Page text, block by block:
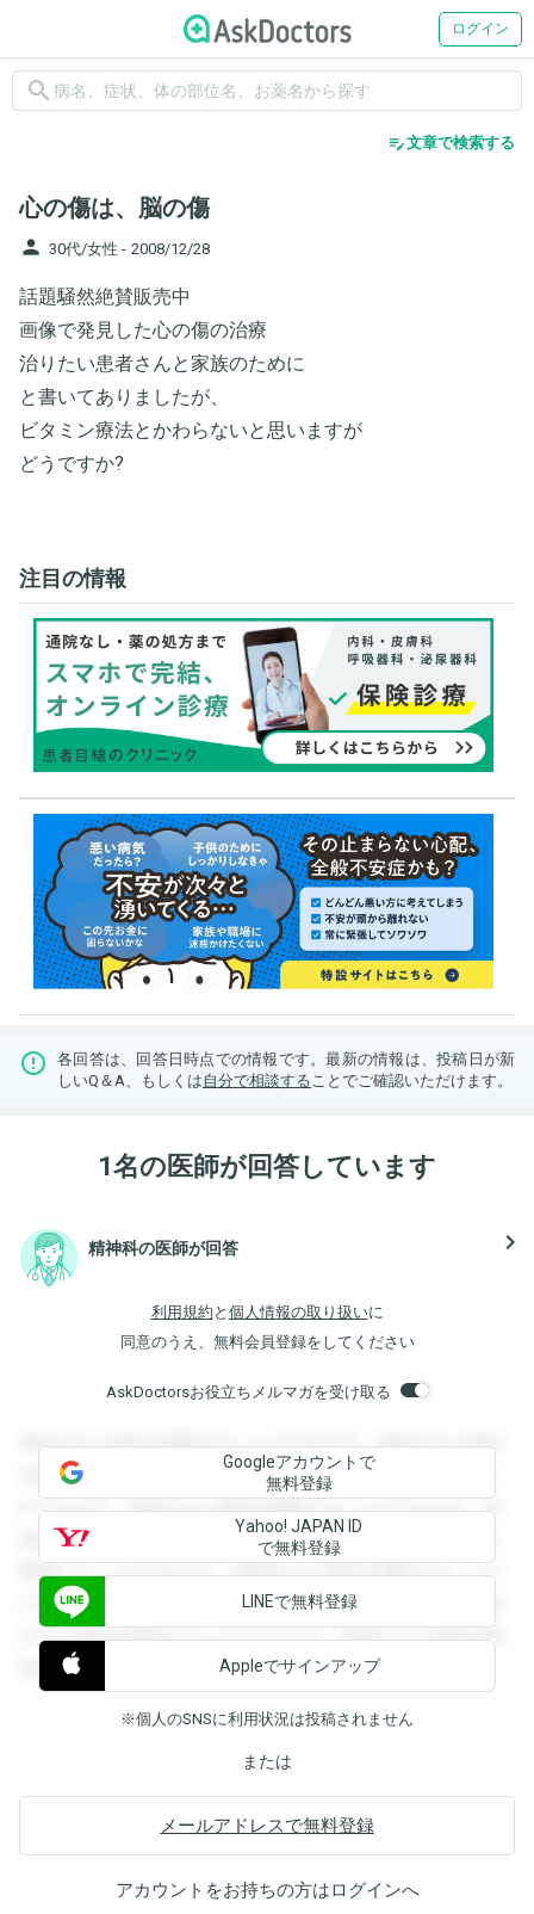
ログイン
search
edit_note文章で検索する
心の傷は、脳の傷
person 30代/女性 - 2008/12/28
話題騒然絶賛販売中
画像で発見した心の傷の治療
治りたい患者さんと家族のために
と書いてありましたが、
ビタミン療法とかわらないと思いますが
どうですか?
注目の情報
各回答は、回答日時点での情報です。最新の情報は、投稿日が新
しいQ＆A、もしくは自分で相談する ことでご確認いただけます。
1名の医師が回答しています
精神科の医師が回答 navigate_next
利用規約 と 個人情報の取り扱いに
同意のうえ、無料会員登録をしてください
AskDoctorsお役立ちメルマガを受け取る
登録すると回答を閲覧することができます。登録すると回答
を閲覧することができます。登録すると回答を閲覧すること
ができます。登録すると回答を閲覧することができます。登
録すると回答を閲覧することができます。登録すると回答を
閲覧することができます。登録すると回答を閲覧することが
できます。登録すると回答を閲覧することができます。登録
すると回答を閲覧することができます。登録すると回答を閲
覧することができます。
Googleアカウントで
無料登録
Yahoo! JAPAN ID
で無料登録
LINEで無料登録
Appleでサインアップ
※個人のSNSに利用状況は投稿されません
または
メールアドレスで無料登録
アカウントをお持ちの方はログインへ